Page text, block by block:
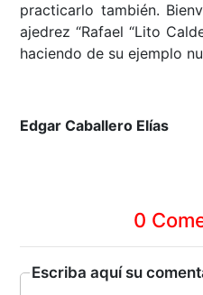
practicarlo también.
ajedrez “Rafael “Lito
haciendo de su ejemplo
Edgar Caballero Elías
0
Escriba aquí su